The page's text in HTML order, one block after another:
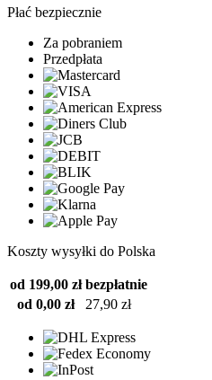
Płać bezpiecznie
Za pobraniem
Przedpłata
Koszty wysyłki do Polska
od 199,00 zł bezpłatnie
od 0,00 zł
27,90 zł